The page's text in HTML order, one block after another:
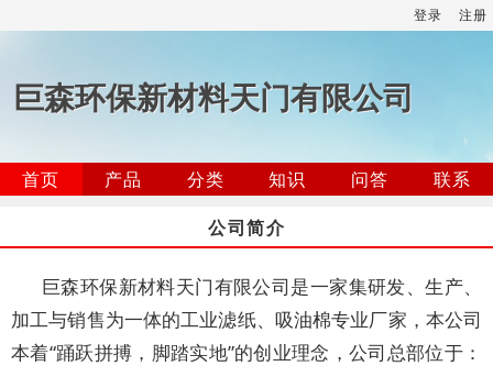
登录 注册
巨森环保新材料天门有限公司
首页 产品 分类 知识 问答
联系
公司简介
巨森环保新材料天门有限公司是一家集研发、生产、
加工与销售为一体的工业滤纸、吸油棉专业厂家，本公司
本着“踊跃拼搏，脚踏实地”的创业理念，公司总部位于：